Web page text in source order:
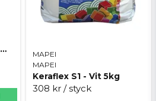
Mapegum WPS tätmembran
MAPEI
MAPEI
Keraflex S1 - Vit 5kg
308 kr / styck